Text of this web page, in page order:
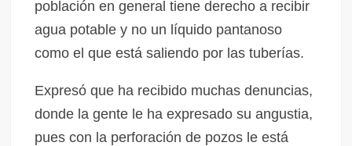
población en general tiene derecho a recibir
agua potable y no un líquido pantanoso
como el que está saliendo por las tuberías.
Expresó que ha recibido muchas denuncias,
donde la gente le ha expresado su angustia,
pues con la perforación de pozos le está